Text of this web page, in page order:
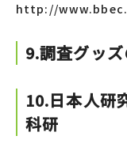
http://
9.調査グッ
10.日本人研
科研